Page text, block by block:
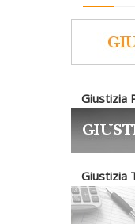
Giustizia
Giustizia